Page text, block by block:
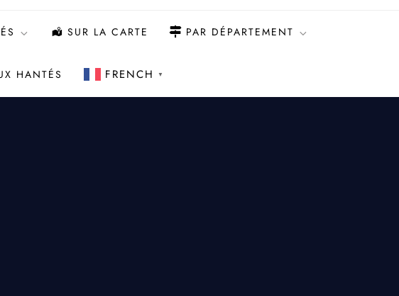
SUR LA CARTE PAR DÉPARTEMENT
HANTÉS FRENCH ▼